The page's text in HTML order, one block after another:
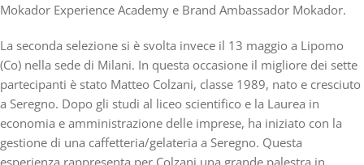
Mokador Experience Academy e Brand Ambassador Mokador.
La seconda selezione si è svolta invece il 13 maggio a Lipomo
(Co) nella sede di Milani. In questa occasione il migliore dei sette
partecipanti è stato Matteo Colzani, classe 1989, nato e cresciuto
a Seregno. Dopo gli studi al liceo scientifico e la Laurea in
economia e amministrazione delle imprese, ha iniziato con la
gestione di una caffetteria/gelateria a Seregno. Questa
esperienza rappresenta per Colzani una grande palestra in